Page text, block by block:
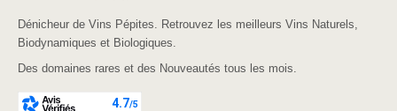
Dénicheur de Vins Pépites. Retrouvez les meilleurs Vins Naturels,
Biodynamiques et Biologiques.
Des domaines rares et des Nouveautés tous les mois.